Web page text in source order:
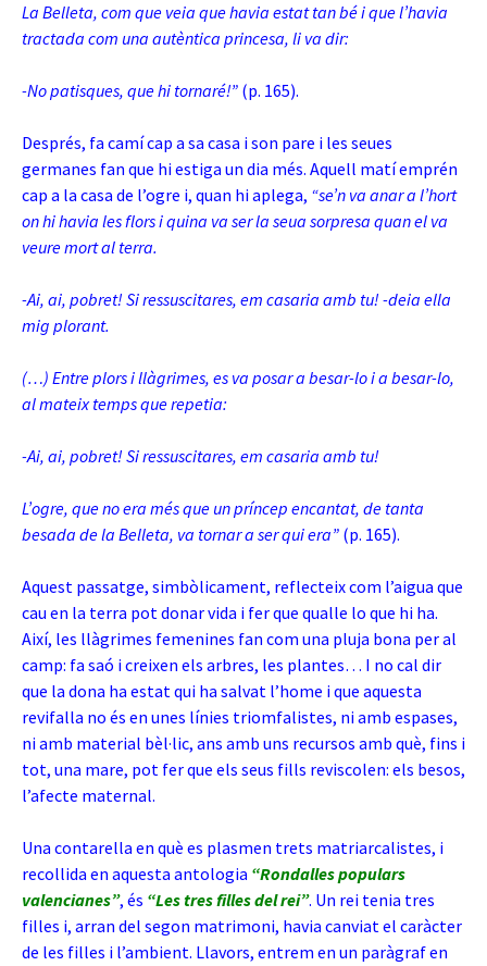
La Belleta, com que veia que havia estat tan bé i que l’havia
tractada com una autèntica princesa, li va dir:
-No patisques, que hi tornaré!” (p. 165).
Després, fa camí cap a sa casa i son pare i les seues
germanes fan que hi estiga un dia més. Aquell matí emprén
cap a la casa de l’ogre i, quan hi aplega, “se’n va anar a l’hort
on hi havia les flors i quina va ser la seua sorpresa quan el va
veure mort al terra.
-Ai, ai, pobret! Si ressuscitares, em casaria amb tu! -deia ella
mig plorant.
(…) Entre plors i llàgrimes, es va posar a besar-lo i a besar-lo,
al mateix temps que repetia:
-Ai, ai, pobret! Si ressuscitares, em casaria amb tu!
L’ogre, que no era més que un príncep encantat, de tanta
besada de la Belleta, va tornar a ser qui era” (p. 165).
Aquest passatge, simbòlicament, reflecteix com l’aigua que
cau en la terra pot donar vida i fer que qualle lo que hi ha.
Així, les llàgrimes femenines fan com una pluja bona per al
camp: fa saó i creixen els arbres, les plantes… I no cal dir
que la dona ha estat qui ha salvat l’home i que aquesta
revifalla no és en unes línies triomfalistes, ni amb espases,
ni amb material bèl·lic, ans amb uns recursos amb què, fins i
tot, una mare, pot fer que els seus fills reviscolen: els besos,
l’afecte maternal.
Una contarella en què es plasmen trets matriarcalistes, i
recollida en aquesta antologia “Rondalles populars
valencianes”, és “Les tres filles del rei”. Un rei tenia tres
filles i, arran del segon matrimoni, havia canviat el caràcter
de les filles i l’ambient. Llavors, entrem en un paràgraf en